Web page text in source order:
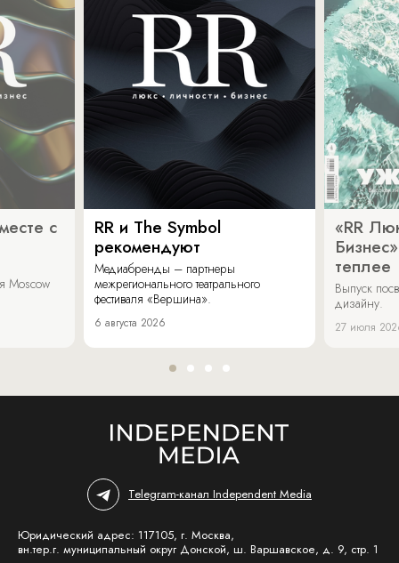
с
Moscow
RR и The Symbol
рекомендуют
Медиабренды – партнеры
межрегионального театрального
фестиваля «Вершина».
6 августа 2026
«RR
теплее
Выпуск
дизайну.
27 июля
Telegram-канал Independent Media
Юридический адрес: 117105, г. Москва,
вн.тер.г. муниципальный округ Донской, ш. Варшавское, д. 9, стр. 1